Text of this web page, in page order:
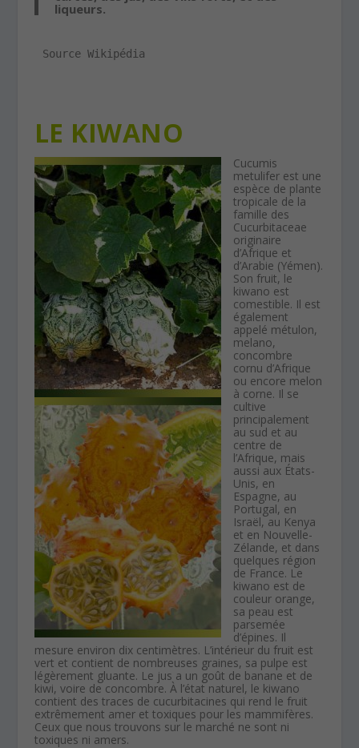
liqueurs.
Source Wikipédia
LE KIWANO
Cucumis
metulifer est une
espèce de plante
tropicale de la
famille des
Cucurbitaceae
originaire
d’Afrique et
d’Arabie (Yémen).
Son fruit, le
kiwano est
comestible. Il est
également
appelé métulon,
melano,
concombre
cornu d’Afrique
ou encore melon
à corne. Il se
cultive
principalement
au sud et au
centre de
l’Afrique, mais
aussi aux États-
Unis, en
Espagne, au
Portugal, en
Israël, au Kenya
et en Nouvelle-
Zélande, et dans
quelques région
de France. Le
kiwano est de
couleur orange,
sa peau est
parsemée
d’épines. Il
mesure environ dix centimètres. L’intérieur du fruit est
vert et contient de nombreuses graines, sa pulpe est
légèrement gluante. Le jus a un goût de banane et de
kiwi, voire de concombre. À l’état naturel, le kiwano
contient des traces de cucurbitacines qui rend le fruit
extrêmement amer et toxiques pour les mammifères.
Ceux que nous trouvons sur le marché ne sont ni
toxiques ni amers.